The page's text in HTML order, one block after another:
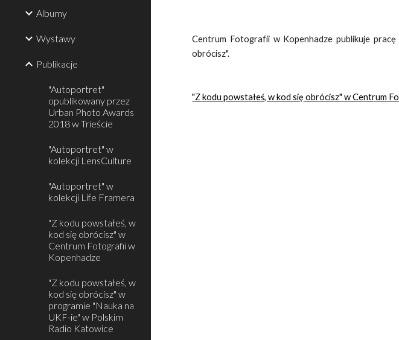
Albumy
Wystawy
Publikacje
"Autoportret"
opublikowany przez
Urban Photo Awards
2018 w Trieście
"Autoportret" w
kolekcji LensCulture
"Autoportret" w
kolekcji Life Framera
"Z kodu powstałeś, w
kod się obrócisz" w
Centrum Fotografii w
Kopenhadze
"Z kodu powstałeś, w
kod się obrócisz" w
programie "Nauka na
UKF-ie" w Polskim
Radio Katowice
Centrum Fotografii w Kopenhadze publikuje
obrócisz".
"Z kodu powstałeś, w kod się obrócisz" w Centrum